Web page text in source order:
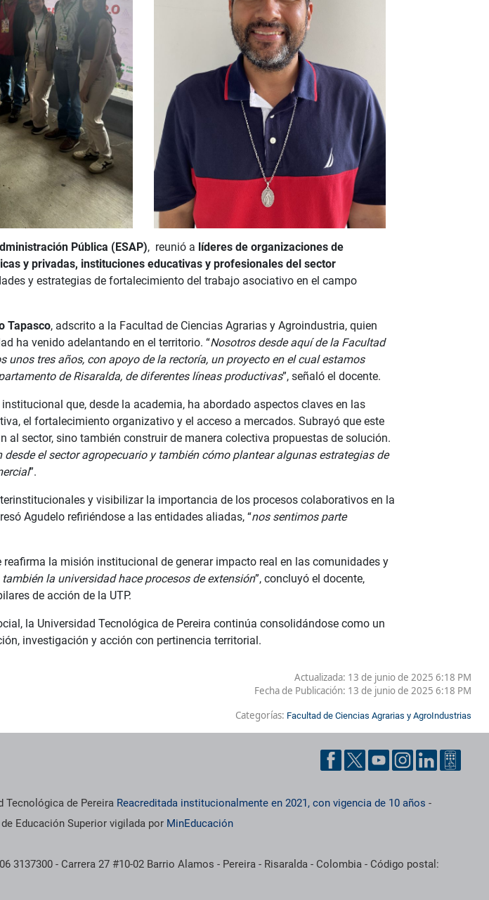
Pública (ESAP), reunió a líderes de organizaciones de
y privadas, instituciones educativas y profesionales del sector
y estrategias de fortalecimiento del trabajo asociativo en el campo
Tapasco, adscrito a la Facultad de Ciencias Agrarias y Agroindustria, quien
ha venido adelantando en el territorio. “Nosotros desde aquí de la Facultad
tres años, con apoyo de la rectoría, un proyecto en el cual estamos
de Risaralda, de diferentes líneas productivas”, señaló el docente.
que, desde la academia, ha abordado aspectos claves en las
el fortalecimiento organizativo y el acceso a mercados. Subrayó que este
sector, sino también construir de manera colectiva propuestas de solución.
el sector agropecuario y también cómo plantear algunas estrategias de
”.
y visibilizar la importancia de los procesos colaborativos en la
Agudelo refiriéndose a las entidades aliadas, “nos sentimos parte
la misión institucional de generar impacto real en las comunidades y
la universidad hace procesos de extensión”, concluyó el docente,
de acción de la UTP.
la Universidad Tecnológica de Pereira continúa consolidándose como un
investigación y acción con pertinencia territorial.
Actualizada: 13 de junio de 2025 6:18 PM
Fecha de Publicación: 13 de junio de 2025 6:18 PM
Categorías: Facultad de Ciencias Agrarias y AgroIndustrias
Tecnológica de Pereira Reacreditada institucionalmente en 2021, con vigencia de 10 años -
Educación Superior vigilada por MinEducación
3137300 - Carrera 27 #10-02 Barrio Alamos - Pereira - Risaralda - Colombia - Código postal: